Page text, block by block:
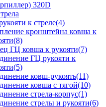
320D
к стреле(4)
кронштейна ковша к
ГЦ ковша к рукояти(7)
ГЦ рукояти к
ковш-рукоять(11)
ковша с тягой(10)
стрела-корпус(1)
стрелы и рукояти(6)